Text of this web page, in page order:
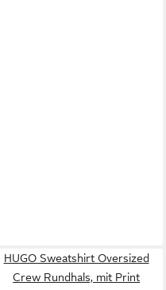
HUGO Sweatshirt Oversized
Crew Rundhals, mit Print